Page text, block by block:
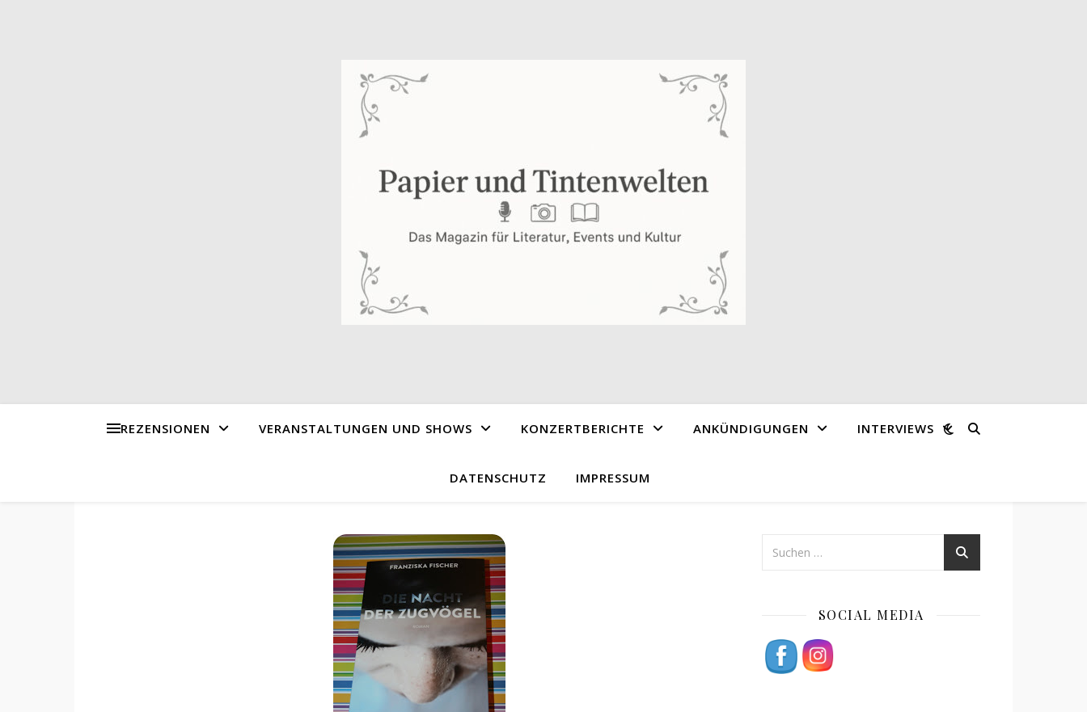
REZENSIONEN VERANSTALTUNGEN UND SHOWS KONZERTBERICHTE ANKÜNDIGUNGEN INTERVIEWS
DATENSCHUTZ IMPRESSUM
SOCIAL MEDIA